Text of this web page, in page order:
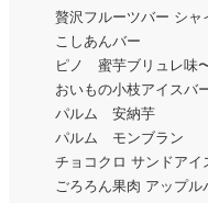
贅沢フルーツバー シャ
こしあんバー
ピノ 蜜芋ブリュレ味
おいもの小枝アイスバ
パルム 安納芋
パルム モンブラン
チョコクロ サンドアイ
ごろろん果肉 アップル